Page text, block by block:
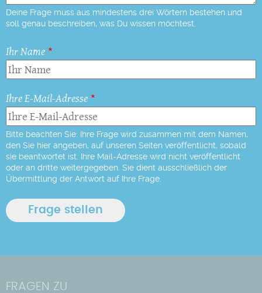
Deine Frage muss aus mindestens drei Wörtern bestehen und
soll genau beschreiben, was Du wissen möchtest.
Ihr Name
Ihre E-Mail-Adresse
Bitte beachten Sie: Ihre Frage wird zusammen mit dem Namen,
den Sie hier angeben, auf unseren Seiten veröffentlicht, sobald
sie beantwortet ist. Ihre Mail-Adresse wird nicht veröffentlicht
oder an dritte weitergegeben. Sie dient ausschließlich der
Übermittlung der Antwort auf Ihre Frage.
FRAGEN ZU